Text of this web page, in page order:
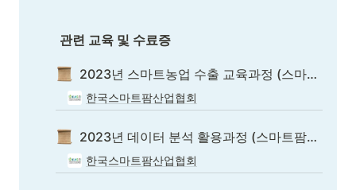
관련 교육 및 수료증
2023년 스마트농업 수출 교육과정 (스마트팜 ICT기업 재직자 전문교육)
한국스마트팜산업협회
2023년 데이터 분석 활용과정 (스마트팜 ICT기업 재직자 전문교육)
한국스마트팜산업협회